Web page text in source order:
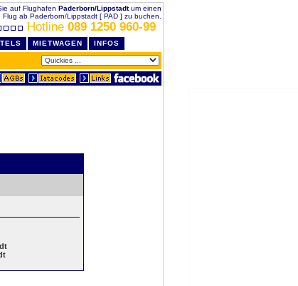
auf Flughafen Paderborn/Lippstadtum einen
Flug ab Paderborn/Lippstadt [ PAD ] zu buchen.
Hotline 089 1250 960-99
MIETWAGEN INFOS